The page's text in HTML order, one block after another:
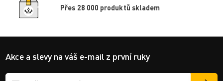
Přes 28 000 produktů skladem
Akce a slevy na váš e-mail z první ruky